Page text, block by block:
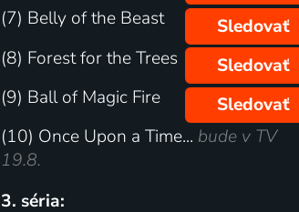
(7) Belly of the Beast
Sledovať
(8) Forest for the Trees
Sledovať
(9) Ball of Magic Fire
Sledovať
(10) Once Upon a Time... bude v TV
19.8.
3. séria: